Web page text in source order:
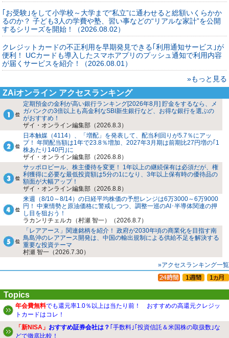
｢お受験｣をして小学校～大学まで“私立”に通わせると総額いくらかか
るのか？ 子ども3人の学費や塾、習い事などの“リアルな家計”を公開
するシリーズを開始！（2026.08.02）
クレジットカードの不正利用を早期発見できる｢利用通知サービス｣が
便利！ UCカードも導入したスマホアプリのプッシュ通知で利用内容
が届くサービスを紹介！（2026.08.01）
»もっと見る
ZAiオンライン アクセスランキング
定期預金の金利が高い銀行ランキング[2026年8月] 貯金をするなら、メ
ガバンクの3倍以上も高金利なSBI新生銀行など、お得な銀行を選ぶの
がおすすめ！
ザイ・オンライン編集部（2026.8.3）
日本触媒（4114）、「増配」を発表して、配当利回りが5.7％にアッ
プ！ 年間配当額は1年で23.8％増加、2027年3月期は前期比27円増の｢1
株あたり140円｣に
ザイ・オンライン編集部（2026.8.8）
サッポロビール、株主優待を変更！ 1年以上の継続保有は必須だが、権
利獲得に必要な最低投資額は5分の1になり、3年以上保有時の優待品の
額面が大幅アップ！
ザイ・オンライン編集部（2026.8.8）
来週（8/10～8/14）の日経平均株価の予想レンジは6万3000～6万9000
円！ 中東情勢と原油価格に警戒しつつ、調整一巡のAI･半導体関連の押
し目を狙おう！
ラカンリチェルカ（村瀬 智一）（2026.8.7）
「レアアース」関連銘柄を紹介！ 政府が2030年頃の商業化を目指す南
鳥島沖のレアアース開発は、中国の輸出規制による供給不足を解決する
重要な投資テーマ
村瀬 智一（2026.7.30）
»アクセスランキング一覧
Topics
年会費無料でも還元率1.0％以上は当たり前！ おすすめの高還元クレジッ
トカードはコレ！
「新NISA」 おすすめ証券会社は？ ｢手数料｣｢投資信託＆米国株の取扱数｣な
どで徹底比較！